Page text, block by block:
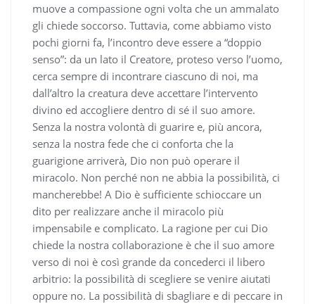
muove a compassione ogni volta che un ammalato
gli chiede soccorso. Tuttavia, come abbiamo visto
pochi giorni fa, l’incontro deve essere a “doppio
senso”: da un lato il Creatore, proteso verso l’uomo,
cerca sempre di incontrare ciascuno di noi, ma
dall’altro la creatura deve accettare l’intervento
divino ed accogliere dentro di sé il suo amore.
Senza la nostra volontà di guarire e, più ancora,
senza la nostra fede che ci conforta che la
guarigione arriverà, Dio non può operare il
miracolo. Non perché non ne abbia la possibilità, ci
mancherebbe! A Dio è sufficiente schioccare un
dito per realizzare anche il miracolo più
impensabile e complicato. La ragione per cui Dio
chiede la nostra collaborazione è che il suo amore
verso di noi è così grande da concederci il libero
arbitrio: la possibilità di scegliere se venire aiutati
oppure no. La possibilità di sbagliare e di peccare in